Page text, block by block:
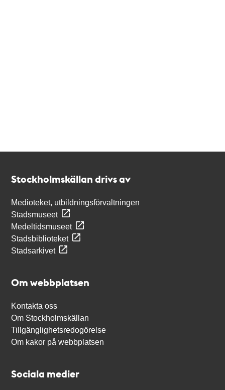
Stockholmskällan drivs av
Medioteket, utbildningsförvaltningen
Stadsmuseet
Medeltidsmuseet
Stadsbiblioteket
Stadsarkivet
Om webbplatsen
Kontakta oss
Om Stockholmskällan
Tillgänglighetsredogörelse
Om kakor på webbplatsen
Sociala medier